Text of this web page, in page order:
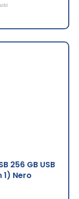
256 GB USB
1) Nero